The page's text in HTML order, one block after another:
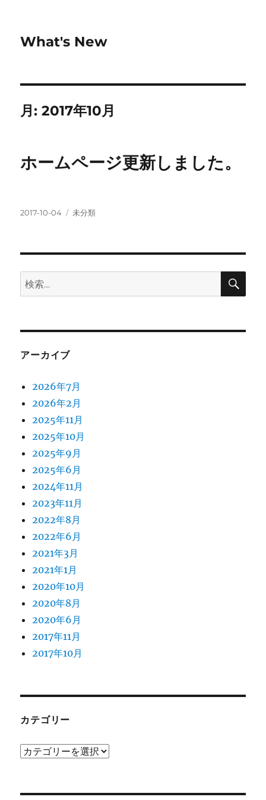
What's New
月:2017年10月
ホームページ更新しました。
投
2017-10-04
カ
未分類
検
索:
検
アーカイブ
2026年7月
2026年2月
2025年11月
2025年10月
2025年9月
2025年6月
2024年11月
2023年11月
2022年8月
2022年6月
2021年3月
2021年1月
2020年10月
2020年8月
2020年6月
2017年11月
2017年10月
カテゴリー
カ